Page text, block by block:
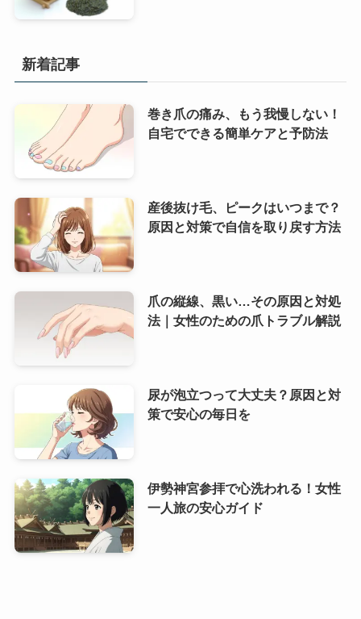
新着記事
巻き爪の痛み、もう我慢しない！
自宅でできる簡単ケアと予防法
産後抜け毛、ピークはいつまで？
原因と対策で自信を取り戻す方法
爪の縦線、黒い…その原因と対処
法｜女性のための爪トラブル解説
尿が泡立つって大丈夫？原因と対
策で安心の毎日を
伊勢神宮参拝で心洗われる！女性
一人旅の安心ガイド